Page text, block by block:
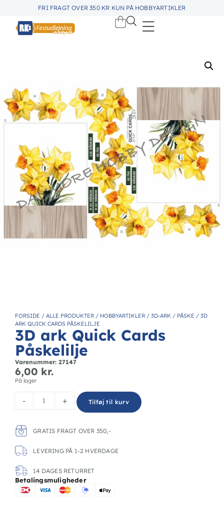
FRI FRAGT OVER 350 KR KUN PÅ HOBBYARTIKLER
FORSIDE / ALLE PRODUKTER / HOBBYARTIKLER / 3D-ARK / PÅSKE / 3D
ARK QUICK CARDS PÅSKELILJE
3D ark Quick Cards
Påskelilje
Varenummer: 27147
6,00 kr.
På lager
- + Tilføj til kurv
GRATIS FRAGT OVER 350,-
LEVERING PÅ 1-2 HVERDAGE
14 DAGES RETURRET
Betalingsmuligheder